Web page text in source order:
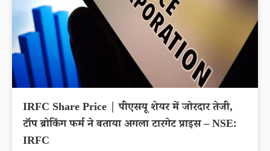
IRFC Share Price | पीएसयू शेयर में जोरदार तेजी,
टॉप ब्रोकिंग फर्म ने बताया अगला टारगेट प्राइस – NSE:
IRFC